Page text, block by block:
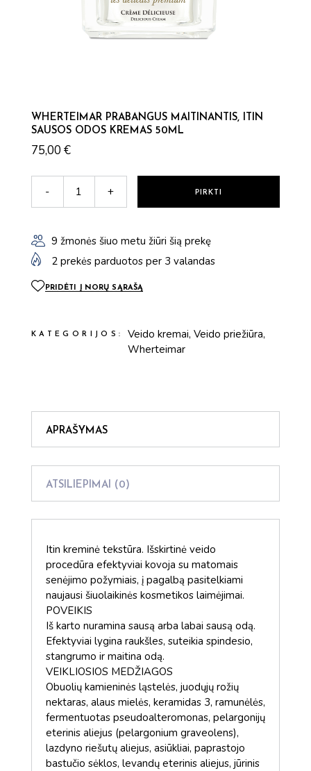
WHERTEIMAR PRABANGUS MAITINANTIS, ITIN
SAUSOS ODOS KREMAS 50ML
75,00 €
WHERTEIMAR PRABANGUS MAITINANTIS, ITIN
-
+ PIRKTI
9 žmonės šiuo metu žiūri šią prekę
2 prekės parduotos per 3 valandas
PRIDĖTI Į NORŲ SĄRAŠĄ
KATEGORIJOS: Veido kremai, Veido priežiūra,
Wherteimar
APRAŠYMAS
ATSILIEPIMAI (0)
Itin kreminė tekstūra. Išskirtinė veido
procedūra efektyviai kovoja su matomais
senėjimo požymiais, į pagalbą pasitelkiami
naujausi šiuolaikinės kosmetikos laimėjimai.
POVEIKIS
Iš karto nuramina sausą arba labai sausą odą.
Efektyviai lygina raukšles, suteikia spindesio,
stangrumo ir maitina odą.
VEIKLIOSIOS MEDŽIAGOS
Obuolių kamieninės ląstelės, juodųjų rožių
nektaras, alaus mielės, keramidas 3, ramunėlės,
fermentuotas pseudoalteromonas, pelargonijų
eterinis aliejus (pelargonium graveolens),
lazdyno riešutų aliejus, asiūkliai, paprastojo
bastučio sėklos, levandų eterinis aliejus, jūrinis